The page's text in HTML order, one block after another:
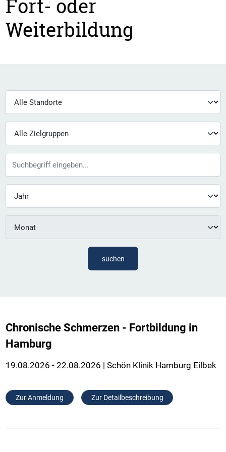
Fort- oder
Weiterbildung
suchen
Chronische Schmerzen - Fortbildung in
Hamburg
19.08.2026 - 22.08.2026 | Schön Klinik Hamburg Eilbek
Zur Anmeldung Zur Detailbeschreibung